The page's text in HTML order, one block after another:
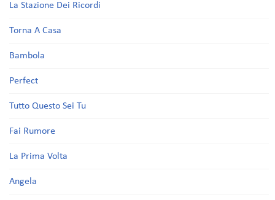
La Stazione Dei Ricordi
Torna A Casa
Bambola
Perfect
Tutto Questo Sei Tu
Fai Rumore
La Prima Volta
Angela